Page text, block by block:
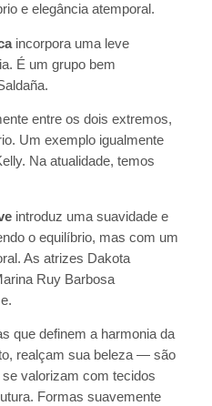
e elegância atemporal.
incorpora uma leve
É um grupo bem
entre os dois extremos,
Um exemplo igualmente
Na atualidade, temos
introduz uma suavidade e
o equilíbrio, mas com um
As atrizes Dakota
Ruy Barbosa
que definem a harmonia da
realçam sua beleza — são
valorizam com tecidos
Formas suavemente